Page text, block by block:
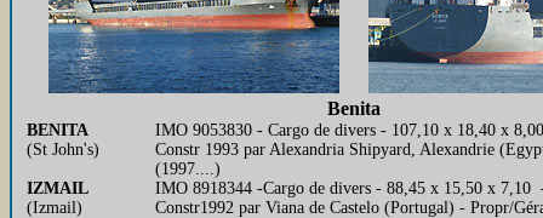
Benita
BENITA
(St John's)
IMO 9053830 - Cargo de divers - 107,10 x 18,40 x
Constr 1993 par Alexandria Shipyard, Alexandrie
(1997....)
IZMAIL
(Izmail)
IMO 8918344 -Cargo de divers - 88,45 x 15,50 x
Constr1992 par Viana de Castelo (Portugal) - Propr/